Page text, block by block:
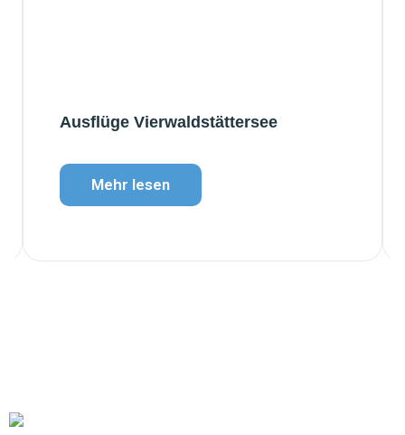
Wandern Zentralschweiz
Mehr lesen